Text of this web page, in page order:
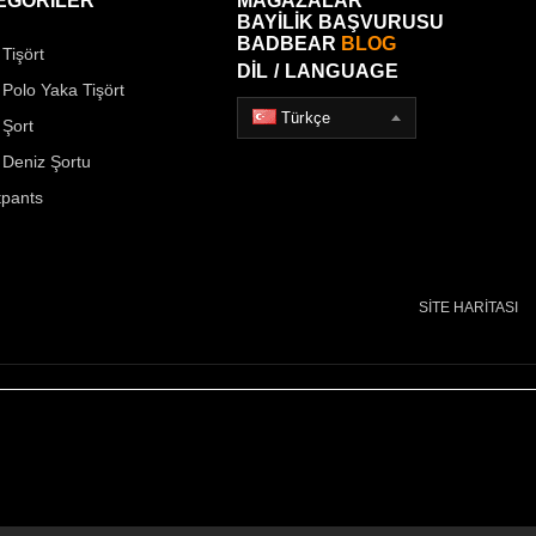
Yaka Tişört
Şortu
BAYİLİK BAŞVURUSU
BADBEAR BLOG
DİL / LANGUAGE
Türkçe
SİTE HARİTASI